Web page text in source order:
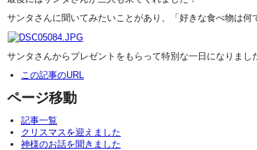
サンタさんに聞いてみたいことがあり、「好きな食べ物は何
サンタさんからプレゼントをもらって特別な一日になりまし
この記事のURL
ページ移動
記事一覧
クリスマスを迎えました
神様のお話を聞きました